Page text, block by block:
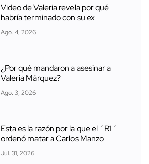
Video de Valeria revela por qué
habría terminado con su ex
Ago. 4, 2026
¿Por qué mandaron a asesinar a
Valeria Márquez?
Ago. 3, 2026
Esta es la razón por la que el ´R1´
ordenó matar a Carlos Manzo
Jul. 31, 2026